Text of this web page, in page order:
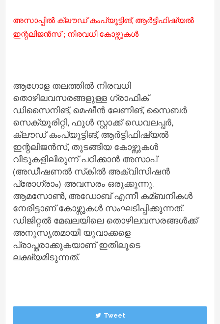
അസാപ്പില്‍ ക്ലൗഡ് കംപ്യൂട്ടിങ്, ആര്‍ട്ടിഫിഷ്യല്‍
ഇന്റലിജന്‍സ് ; നിരവധി കോഴ്സുകള്‍
ആഗോള തലത്തില്‍ നിരവധി
തൊഴിലവസരങ്ങളുള്ള ഗ്രാഫിക്
ഡിസൈനിങ്, മെഷീന്‍ ലേണിങ്, സൈബര്‍
സെക്യൂരിറ്റി, ഫുള്‍ സ്റ്റാക്ക് ഡെവലപ്പര്‍,
ക്ലൗഡ് കംപ്യൂട്ടിങ്, ആര്‍ട്ടിഫിഷ്യല്‍
ഇന്റലിജന്‍സ്, തുടങ്ങിയ കോഴ്സുകള്‍
വീടുകളിലിരുന്ന് പഠിക്കാന്‍ അസാപ്
(അഡീഷണല്‍ സ്‌കില്‍ അക്വിസിഷന്‍
പ്രോഗ്രാം) അവസരം ഒരുക്കുന്നു.
ആമസോണ്‍, അഡോബ് എന്നീ കമ്ബനികള്‍
നേരിട്ടാണ് കോഴ്സുകള്‍ സംഘടിപ്പിക്കുന്നത്.
ഡിജിറ്റല്‍ മേഖലയിലെ തൊഴിലവസരങ്ങള്‍ക്ക്
അനുസൃതമായി യുവാക്കളെ
പ്രാപ്തരാക്കുകയാണ് ഇതിലൂടെ
ലക്ഷ്യമിടുന്നത്.
Tweet